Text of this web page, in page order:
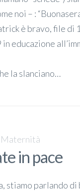
noi – :
è bravo, file di
educazione
la slanciano…
Maternità
in pace
parlando di